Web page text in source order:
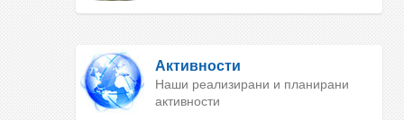
Активности
Наши реализирани и планирани
активности